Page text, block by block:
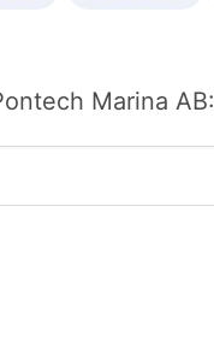
Marina AB: